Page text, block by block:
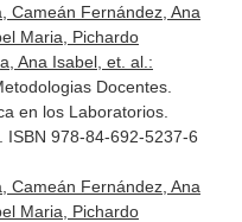
Cameán Fernández, Ana
Maria, Pichardo
Ana Isabel, et. al.:
Docentes.
en los Laboratorios.
ISBN 978-84-692-5237-6
Cameán Fernández, Ana
Maria, Pichardo